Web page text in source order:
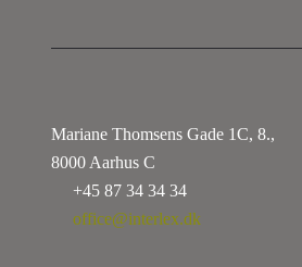
Mariane Thomsens Gade 1C, 8.,
8000 Aarhus C
+45 87 34 34 34
office@interlex.dk